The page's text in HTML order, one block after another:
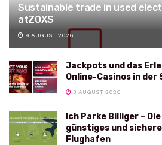
Sustainable trade in used
atZOXS
9 AUGUST 2026
Jackpots und das
Online-Casinos in der
3 AUGUST 2026
Ich Parke Billiger –
günstiges und
Flughafen